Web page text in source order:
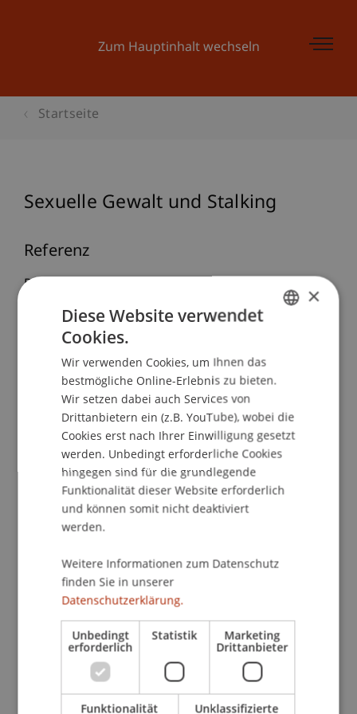
Zum Hauptinhalt wechseln
Startseite
Sexuelle Gewalt und Stalking
Referenz
Papathanasiou, K. (2025, Nov 3).
. Verein Frauen in guter Verfassung,
Eschen, Liechtenstein.
Publikationsart
Wissenschaftlicher Vortrag
Mitarbeitende
Prof. Dr. Konstantina
Beteiligte Einrichtungen
Lehrstuhl für Wirtschaftsstrafrecht, Compliance
und Digitalisierung
Liechtenstein Business Law School
Wirtschaftsstrafrecht, Compliance und
Digitalisierung
×
Diese Website verwendet
Cookies.
Wir verwenden Cookies, um Ihnen das
bestmögliche Online-Erlebnis zu bieten.
Wir setzen dabei auch Services von
Drittanbietern ein (z.B. YouTube), wobei die
Cookies erst nach Ihrer Einwilligung gesetzt
werden. Unbedingt erforderliche Cookies
hingegen sind für die grundlegende
Funktionalität dieser Website erforderlich
und können somit nicht deaktiviert
werden.
Weitere Informationen zum Datenschutz
finden Sie in unserer
Datenschutzerklärung.
Unbedingt
erforderlich
Statistik Marketing
Drittanbieter
Funktionalität Unklassifizierte